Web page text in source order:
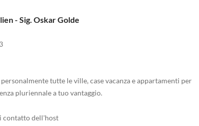
- Sig. Oskar Golde
tutte le ville, case vacanza e appartamenti per
pluriennale a tuo vantaggio.
contatto dell'host